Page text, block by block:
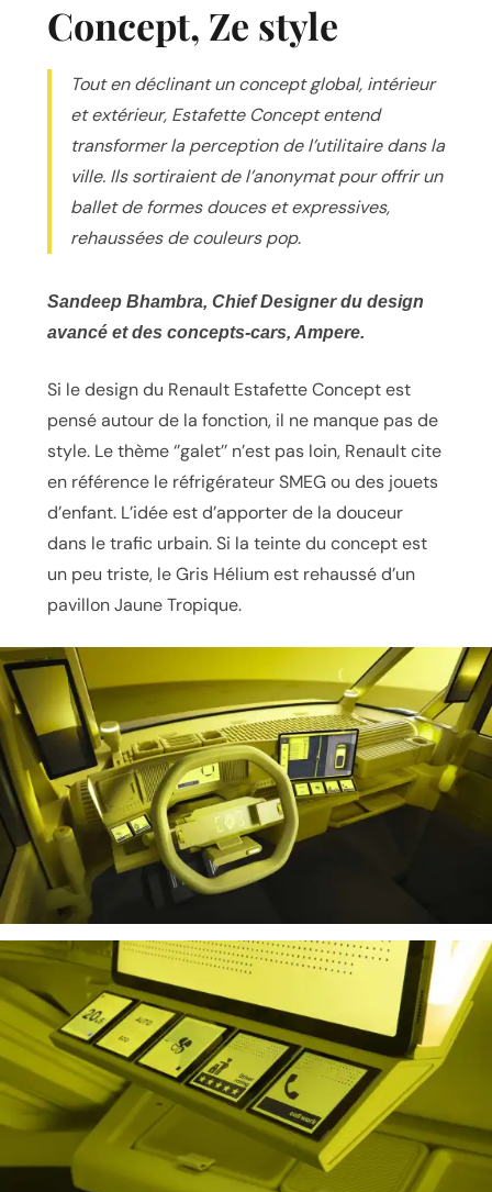
Concept, Ze style
Tout en déclinant un concept global, intérieur
et extérieur, Estafette Concept entend
transformer la perception de l’utilitaire dans la
ville. Ils sortiraient de l’anonymat pour offrir un
ballet de formes douces et expressives,
rehaussées de couleurs pop.
Sandeep Bhambra, Chief Designer du design
avancé et des concepts-cars, Ampere.
Si le design du Renault Estafette Concept est
pensé autour de la fonction, il ne manque pas de
style. Le thème ‘’galet’’ n’est pas loin, Renault cite
en référence le réfrigérateur SMEG ou des jouets
d’enfant. L’idée est d’apporter de la douceur
dans le trafic urbain. Si la teinte du concept est
un peu triste, le Gris Hélium est rehaussé d’un
pavillon Jaune Tropique.